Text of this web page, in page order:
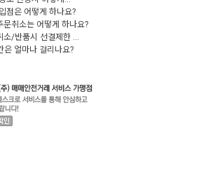
점은 어떻게 하나요?
문취소는 어떻게 하나요?
소/반품시 선결제한 ...
은 얼마나 걸리나요?